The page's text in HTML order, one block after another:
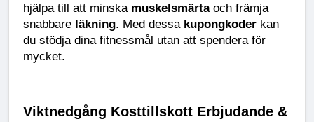
hjälpa till att minska muskelsmärta och främja
snabbare läkning. Med dessa kupongkoder kan
du stödja dina fitnessmål utan att spendera för
mycket.
Viktnedgång Kosttillskott Erbjudande &